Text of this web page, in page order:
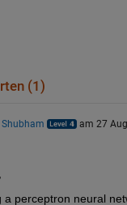
(1)
Shubham am 27
a perceptron neural